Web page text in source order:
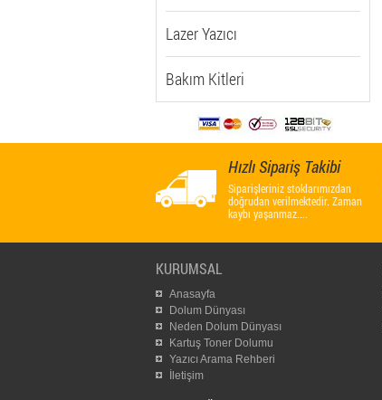
Lazer Yazıcı
Bakım Kitleri
Hızlı Sipariş Takibi
Siparişleriniz stoklarımızdan
doğrudan verilmektedir. Zaman
kaybı yaşanmaz....
KURUMSAL
Anasayfa
Dolum Dünyası
Neden Dolum Dünyası
Kartuş Toner Dolumu
Yazıcı Arama Rehberi
İletişim